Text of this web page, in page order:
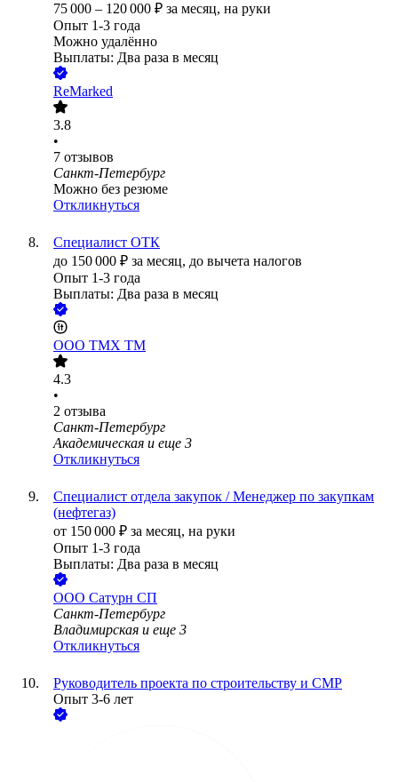
75 000 – 120 000 ₽ за месяц, на руки
Опыт 1-3 года
Можно удалённо
Выплаты: Два раза в месяц
ReMarked
3.8
•
7 отзывов
Санкт-Петербург
Можно без резюме
Откликнуться
Специалист ОТК
до 150 000 ₽ за месяц, до вычета налогов
Опыт 1-3 года
Выплаты: Два раза в месяц
ООО ТМХ ТМ
4.3
•
2 отзыва
Санкт-Петербург
Академическая и еще 3
Откликнуться
Специалист отдела закупок / Менеджер по закупкам
(нефтегаз)
от 150 000 ₽ за месяц, на руки
Опыт 1-3 года
Выплаты: Два раза в месяц
ООО Сатурн СП
Санкт-Петербург
Владимирская и еще 3
Откликнуться
Руководитель проекта по строительству и СМР
Опыт 3-6 лет